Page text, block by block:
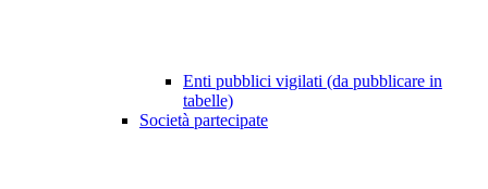
Enti pubblici vigilati (da pubblicare in
tabelle)
Società partecipate